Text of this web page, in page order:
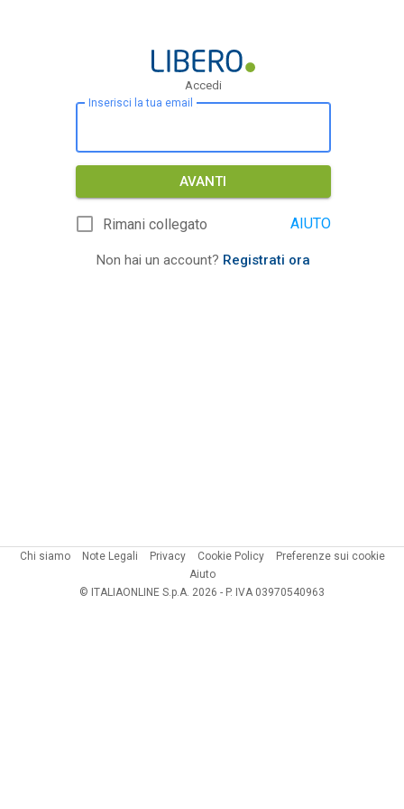
Accedi
Inserisci la tua email
AVANTI
Rimani collegato AIUTO
Non hai un account? Registrati ora
Chi siamo Note Legali Privacy Cookie Policy
Preferenze sui cookie
Aiuto
© ITALIAONLINE S.p.A. 2026 - P. IVA 03970540963